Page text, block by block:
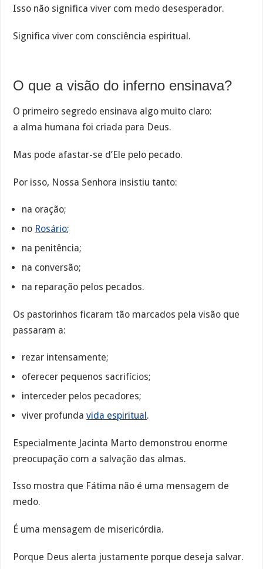
Isso não significa viver com medo desesperador.
Significa viver com consciência espiritual.
O que a visão do inferno ensinava?
O primeiro segredo ensinava algo muito claro:
a alma humana foi criada para Deus.
Mas pode afastar-se d’Ele pelo pecado.
Por isso, Nossa Senhora insistiu tanto:
na oração;
no Rosário;
na penitência;
na conversão;
na reparação pelos pecados.
Os pastorinhos ficaram tão marcados pela visão que
passaram a:
rezar intensamente;
oferecer pequenos sacrifícios;
interceder pelos pecadores;
viver profundavida espiritual.
Especialmente Jacinta Marto demonstrou enorme
preocupação com a salvação das almas.
Isso mostra que Fátima não é uma mensagem de
medo.
É uma mensagem de misericórdia.
Porque Deus alerta justamente porque deseja salvar.